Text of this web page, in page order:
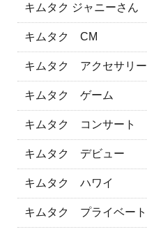
キムタク ジャニーさん
キムタク CM
キムタク アクセサリー
キムタク ゲーム
キムタク コンサート
キムタク デビュー
キムタク ハワイ
キムタク プライベート